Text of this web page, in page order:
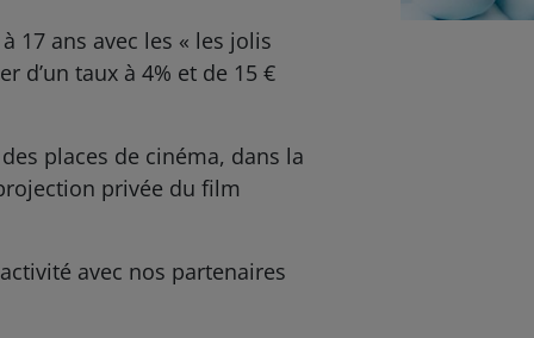
17 ans avec les « les jolis
d’un taux à 4% et de 15 €
places de cinéma, dans la
privée du film
avec nos partenaires